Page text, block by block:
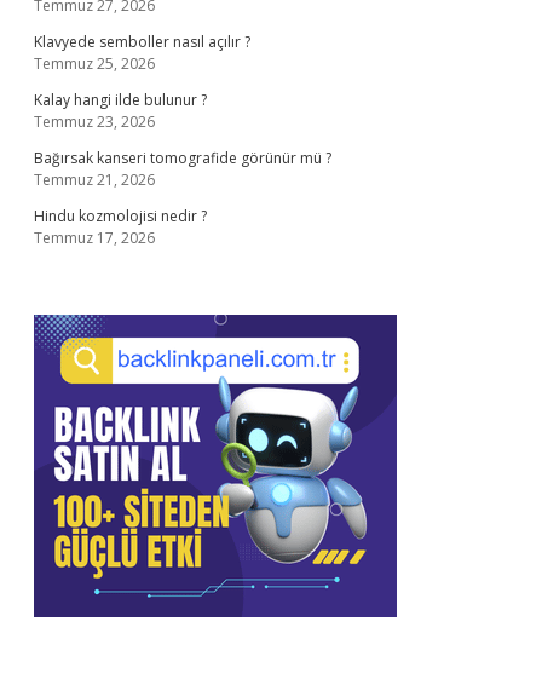
Temmuz 27, 2026
Klavyede semboller nasıl açılır ?
Temmuz 25, 2026
Kalay hangi ilde bulunur ?
Temmuz 23, 2026
Bağırsak kanseri tomografide görünür mü ?
Temmuz 21, 2026
Hindu kozmolojisi nedir ?
Temmuz 17, 2026